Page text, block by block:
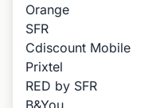
Orange
SFR
Cdiscount Mobile
Prixtel
RED by SFR